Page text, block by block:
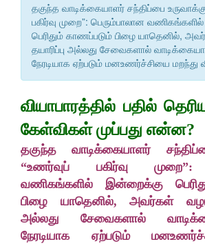
தகுந்த வாடிக்கையாளர் சந்திப்பை
பகிர்வு முறை”: பெரும்பாலான
பெரிதும் காணப்படும் பிழை யாதெனில்,
தயாரிப்பு அல்லது சேவைகளால்
நேரடியாக ஏற்படும் மனஉணர்ச்சியை மறந்து
வியாபாரத்தில் பதில்
கேள்விகள் முப்பது என்ன?
தகுந்த வாடிக்கையாளர்
“உணர்வுப் பகிர்வு முறை”:
வணிகங்களில் இன்றைக்கு
பிழை யாதெனில், அவர்கள்
அல்லது சேவைகளால்
நேரடியாக ஏற்படும்